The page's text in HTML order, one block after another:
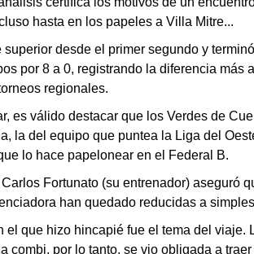
hasta en los papeles a Villa Mitre...
superior desde el primer segundo y
por 8 a 0, registrando la diferencia más
regionales.
es válido destacar que los Verdes de
la del equipo que puntea la Liga del
lo hace papelonear en el Federal B.
Fortunato (su entrenador) aseguró
han quedado reducidas a
el que hizo hincapié fue el tema del viaje.
combi, por lo tanto, se vio obligada a